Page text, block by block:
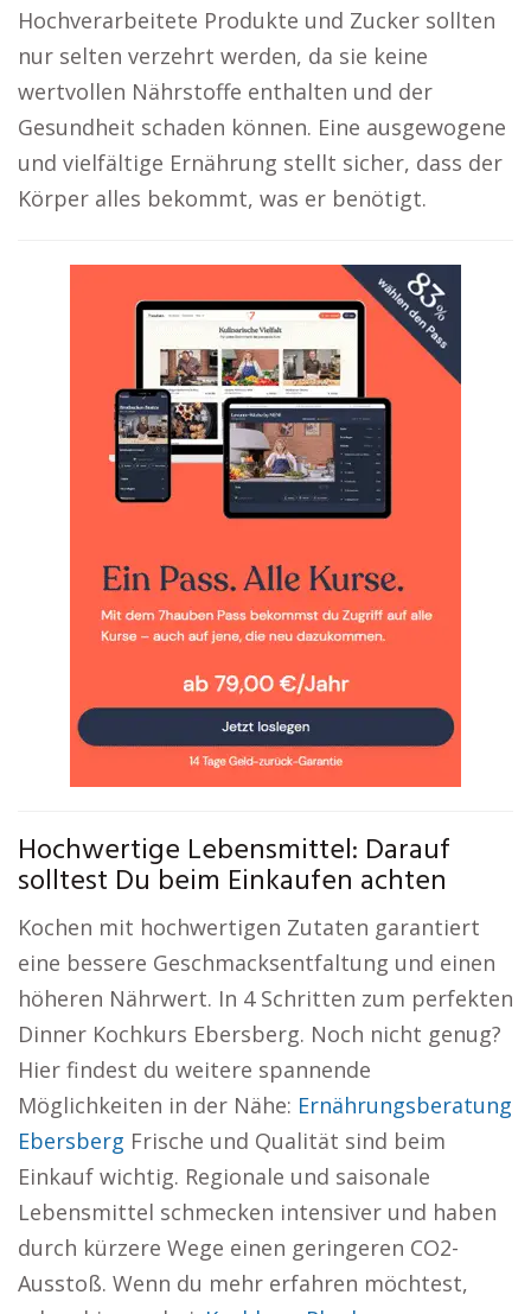
Hochverarbeitete Produkte und Zucker sollten
nur selten verzehrt werden, da sie keine
wertvollen Nährstoffe enthalten und der
Gesundheit schaden können. Eine ausgewogene
und vielfältige Ernährung stellt sicher, dass der
Körper alles bekommt, was er benötigt.
Hochwertige Lebensmittel: Darauf
solltest Du beim Einkaufen achten
Kochen mit hochwertigen Zutaten garantiert
eine bessere Geschmacksentfaltung und einen
höheren Nährwert. In 4 Schritten zum perfekten
Dinner Kochkurs Ebersberg. Noch nicht genug?
Hier findest du weitere spannende
Möglichkeiten in der Nähe: Ernährungsberatung
Ebersberg Frische und Qualität sind beim
Einkauf wichtig. Regionale und saisonale
Lebensmittel schmecken intensiver und haben
durch kürzere Wege einen geringeren CO2-
Ausstoß. Wenn du mehr erfahren möchtest,